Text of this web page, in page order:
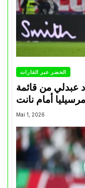
الخضر عبر القارات
عبدلي من قائمة
مرسيليا أمام نانت
Mai 1, 2026